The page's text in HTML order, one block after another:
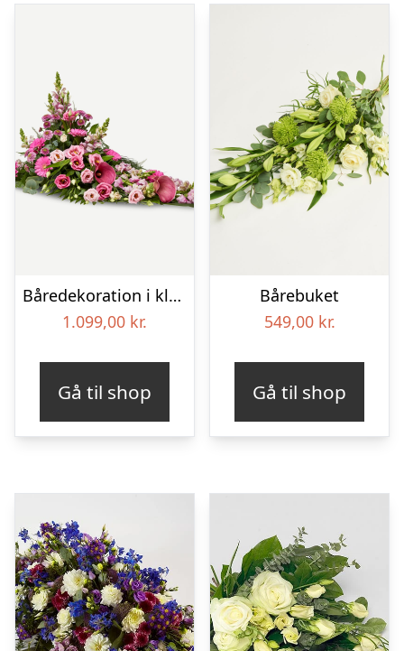
Båredekoration i klassisk stil – pink
1.099,00 kr.
Gå til shop
Bårebuket
549,00 kr.
Gå til shop